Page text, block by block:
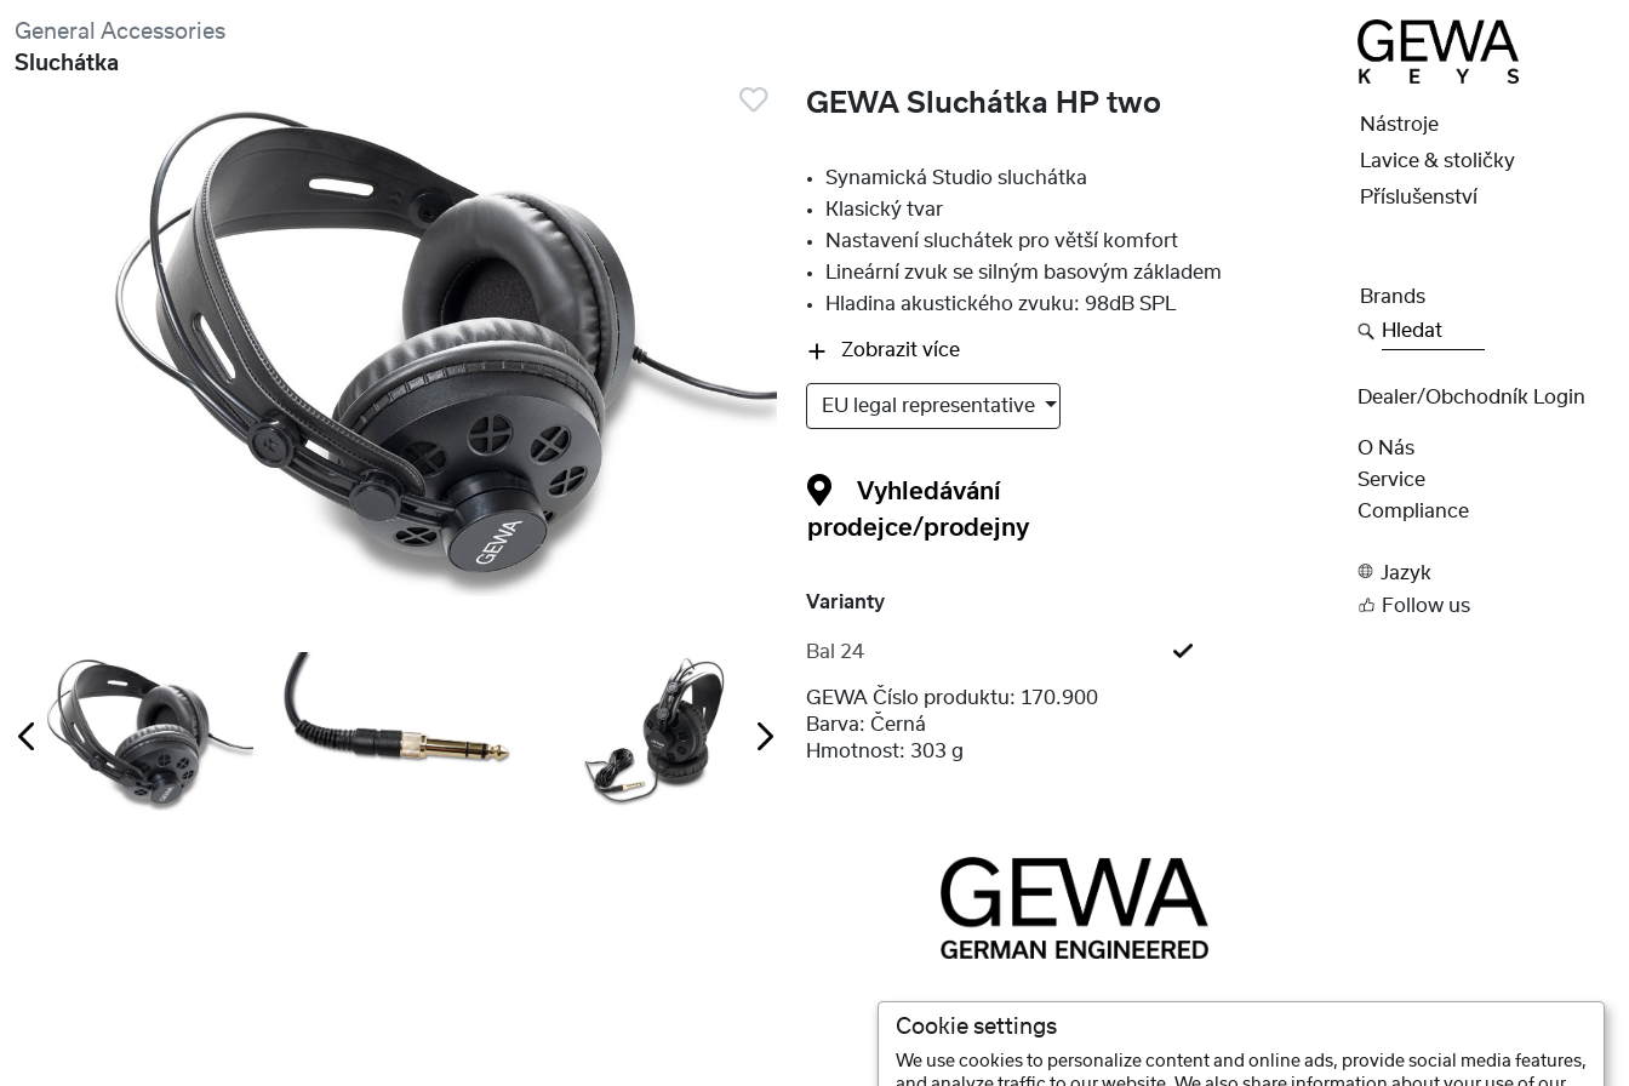
General Accessories
Sluchátka
GEWA Sluchátka HP two
Varianty
Bal 24
Vyhledávání
prodejce/prodejny
Synamická Studio sluchátka
Klasický tvar
Nastavení sluchátek pro větší komfort
Lineární zvuk se silným basovým základem
Hladina akustického zvuku: 98dB SPL
Zobrazit více
EU legal representative
GEWA Číslo produktu: 170.900
Barva: Černá
Hmotnost: 303 g
Nástroje
Lavice & stoličky
Příslušenství
Brands
Hledat
Dealer/obchodník Login
O Nás
Service
Compliance
Jazyk
Follow us
Cookie settings
We use cookies to personalize content and online ads, provide social media features,